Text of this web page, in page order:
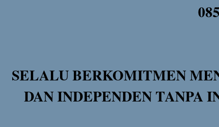
SELALU BERKOMITMEN
DAN INDEPENDEN TANPA